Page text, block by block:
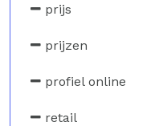
prijs
prijzen
profiel online
retail